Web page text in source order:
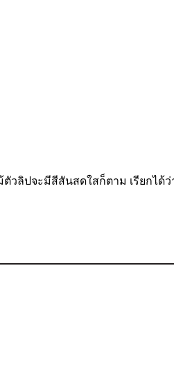
ลิปจะมีสีสันสดใสก็ตาม เรียกได้